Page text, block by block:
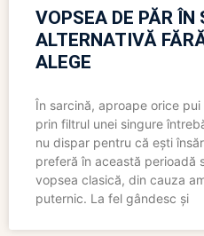
VOPSEA DE PĂR ÎN
ALTERNATIVĂ
ALEGE
În sarcină, aproape orice
prin filtrul unei singure
nu dispar pentru că ești
preferă în această perioadă
vopsea clasică, din cauza
puternic. La fel gândesc și